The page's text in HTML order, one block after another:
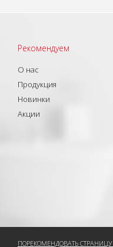
Рекомендуем
О нас
Продукция
Новинки
Акции
ПОРЕКОМЕНДОВАТЬ СТРАНИЦУ